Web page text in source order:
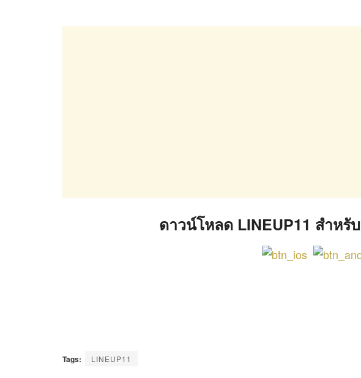
ดาวน์โหลด LINEUP11 สำหรับ
Tags: LINEUP11